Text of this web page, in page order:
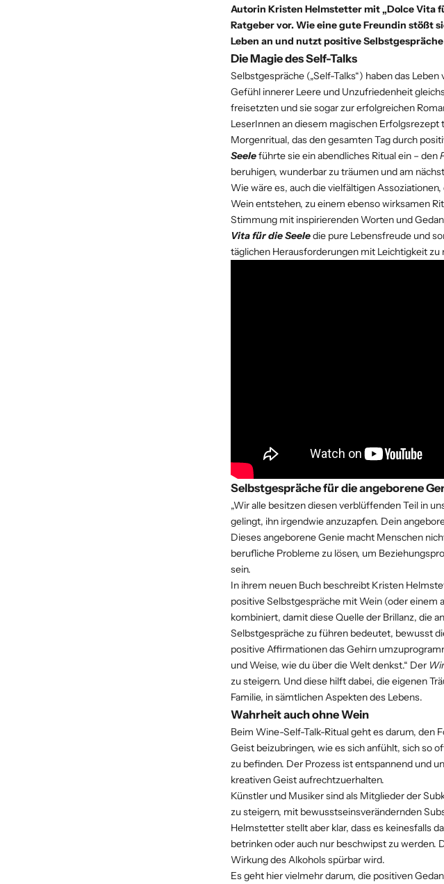
Autorin Kristen Helmstettermit „Dolce Vita
Ratgeber vor. Wie eine gute Freundin stößt
Leben an und nutzt positive
Die Magie des Self-Talks
Selbstgespräche („Self-Talks“) haben das
Gefühl innerer Leere und Unzufriedenheit
freisetzten und sie sogar zur erfolgreichen
LeserInnen an diesem magischen Erfolgsrezept
Morgenritual, das den gesamten Tag durch
Seeleführte sie ein abendliches Ritual ein – den
beruhigen, wunderbar zu träumen und am
Wie wäre es, auch die vielfältigen
Wein entstehen, zu einem ebenso wirksamen
Stimmung mit inspirierenden Worten und
Vita für die Seeledie pure Lebensfreude und
täglichen Herausforderungen mit Leichtigkeit zu
Selbstgespräche für die angeborene
„Wir alle besitzen diesen verblüffenden Teil in
gelingt, ihn irgendwie anzuzapfen. Dein
Dieses angeborene Genie macht Menschen
berufliche Probleme zu lösen, um
sein.
In ihrem neuen Buch beschreibt Kristen
positive Selbstgespräche mit Wein (oder einem
kombiniert, damit diese Quelle der Brillanz, die
Selbstgespräche zu führen bedeutet, bewusst
positive Affirmationen das Gehirn
und Weise, wie du über die Welt denkst.“ Der
zu steigern. Und diese hilft dabei, die eigenen
Familie, in sämtlichen Aspekten des Lebens.
Wahrheit auch ohne Wein
Beim Wine-Self-Talk-Ritual geht es darum, den
Geist beizubringen, wie es sich anfühlt, sich so
zu befinden. Der Prozess ist entspannend und
kreativen Geist aufrechtzuerhalten.
Künstler und Musiker sind als Mitglieder der
zu steigern, mit bewusstseinsverändernden
Helmstetter stellt aber klar, dass es keinesfalls
betrinken oder auch nur beschwipst zu werden.
Wirkung des Alkohols spürbar wird.
Es geht hier vielmehr darum, die positiven